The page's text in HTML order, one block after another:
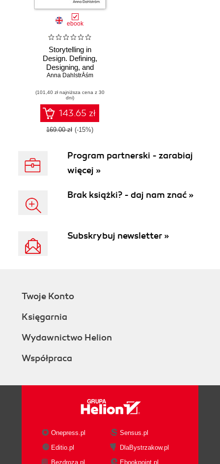
ebook
Storytelling in
Design. Defining,
Designing, and
Selling Multidevice
Anna DahlstrĂśm
(101,40 zł najniższa cena z 30
dni)
143.65 zł
169.00 zł (-15%)
Program partnerski - zarabiaj
więcej »
Brak książki? - daj nam znać »
Subskrybuj newsletter »
Twoje Konto
Księgarnia
Wydawnictwo Helion
Współpraca
Onepress.pl
Sensus.pl
Editio.pl
DlaBystrzakow.pl
Bezdroza.pl
Ebookpoint.pl